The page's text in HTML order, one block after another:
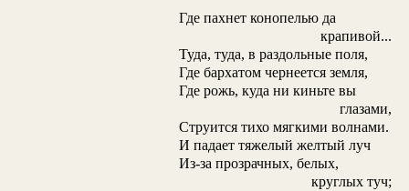
Где пахнет конопелью да
крапивой...
Туда, туда, в раздольные поля,
Где бархатом чернеется земля,
Где рожь, куда ни киньте вы
глазами,
Струится тихо мягкими волнами.
И падает тяжелый желтый луч
Из-за прозрачных, белых,
круглых туч;